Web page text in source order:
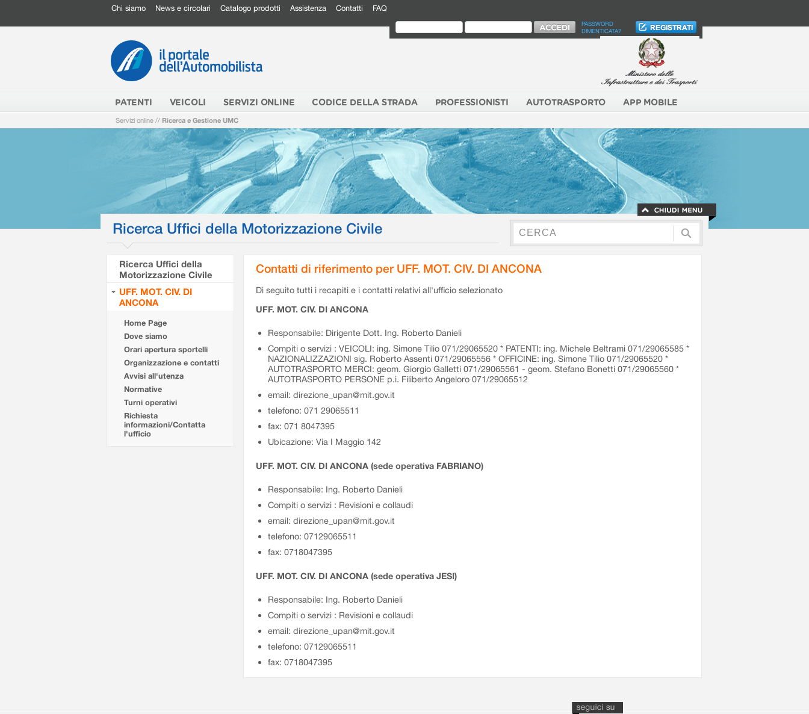
Chi siamo News e circolari Catalogo prodotti Assistenza Contatti FAQ
PASSWORD
DIMENTICATA?
PATENTI VEICOLI SERVIZI ONLINE CODICE DELLA STRADA PROFESSIONISTI AUTOTRASPORTO APP MOBILE
Servizi online // Ricerca e Gestione UMC
Ricerca Uffici della Motorizzazione Civile
Ricerca Uffici della
Motorizzazione Civile
UFF. MOT. CIV. DI
ANCONA
Home Page
Dove siamo
Orari apertura sportelli
Organizzazione e contatti
Avvisi all'utenza
Normative
Turni operativi
Richiesta
informazioni/Contatta
l'ufficio
Contatti di riferimento per UFF. MOT. CIV. DI ANCONA
Di seguito tutti i recapiti e i contatti relativi all'ufficio selezionato
UFF. MOT. CIV. DI ANCONA
Responsabile: Dirigente Dott. Ing. Roberto Danieli
Compiti o servizi : VEICOLI: ing. Simone Tilio 071/29065520 * PATENTI: ing. Michele Beltrami 071/29065585 *
NAZIONALIZZAZIONI sig. Roberto Assenti 071/29065556 * OFFICINE: ing. Simone Tilio 071/29065520 *
AUTOTRASPORTO MERCI: geom. Giorgio Galletti 071/29065561 - geom. Stefano Bonetti 071/29065560 *
AUTOTRASPORTO PERSONE p.i. Filiberto Angeloro 071/29065512
email: direzione_upan@mit.gov.it
telefono: 071 29065511
fax: 071 8047395
Ubicazione: Via I Maggio 142
UFF. MOT. CIV. DI ANCONA (sede operativa FABRIANO)
Responsabile: Ing. Roberto Danieli
Compiti o servizi : Revisioni e collaudi
email: direzione_upan@mit.gov.it
telefono: 07129065511
fax: 0718047395
UFF. MOT. CIV. DI ANCONA (sede operativa JESI)
Responsabile: Ing. Roberto Danieli
Compiti o servizi : Revisioni e collaudi
email: direzione_upan@mit.gov.it
telefono: 07129065511
fax: 0718047395